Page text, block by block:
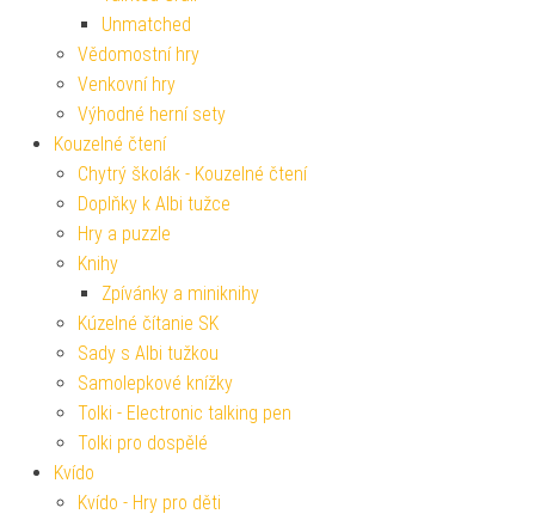
Unmatched
Vědomostní hry
Venkovní hry
Výhodné herní sety
Kouzelné čtení
Chytrý školák - Kouzelné čtení
Doplňky k Albi tužce
Hry a puzzle
Knihy
Zpívánky a miniknihy
Kúzelné čítanie SK
Sady s Albi tužkou
Samolepkové knížky
Tolki - Electronic talking pen
Tolki pro dospělé
Kvído
Kvído - Hry pro děti